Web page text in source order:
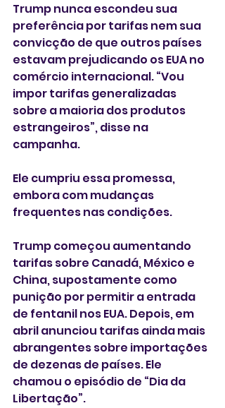
Trump nunca escondeu sua
preferência por tarifas nem sua
convicção de que outros países
estavam prejudicando os EUA no
comércio internacional. “Vou
impor tarifas generalizadas
sobre a maioria dos produtos
estrangeiros”, disse na
campanha.
Ele cumpriu essa promessa,
embora com mudanças
frequentes nas condições.
Trump começou aumentando
tarifas sobre Canadá, México e
China, supostamente como
punição por permitir a entrada
de fentanil nos EUA. Depois, em
abril anunciou tarifas ainda mais
abrangentes sobre importações
de dezenas de países. Ele
chamou o episódio de “Dia da
Libertação”.